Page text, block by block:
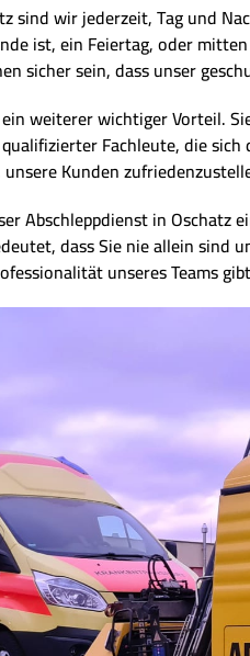
sind wir jederzeit, Tag und
ist, ein Feiertag, oder
sicher sein, dass unser
weiterer wichtiger Vorteil.
Fachleute, die
unsere Kunden
Abschleppdienst in
dass Sie nie allein sind
unseres Teams